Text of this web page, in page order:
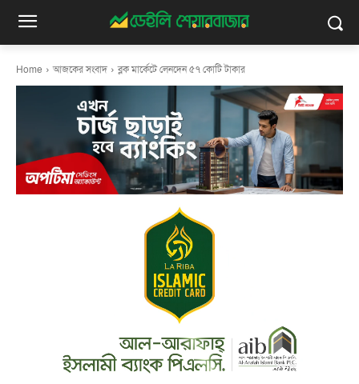
Home আজকের সংবাদ ব্লক মার্কেটে লেনদেন ৫৭ কোটি টাকার